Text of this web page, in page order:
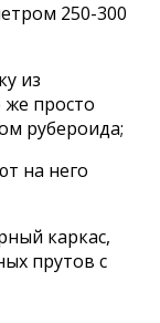
250-300
из
же просто
рубероида;
на него
каркас,
прутов с